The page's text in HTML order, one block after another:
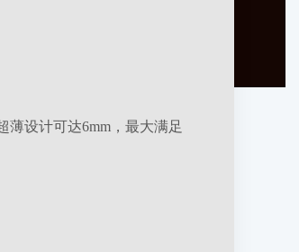
薄设计可达6mm，最大满足